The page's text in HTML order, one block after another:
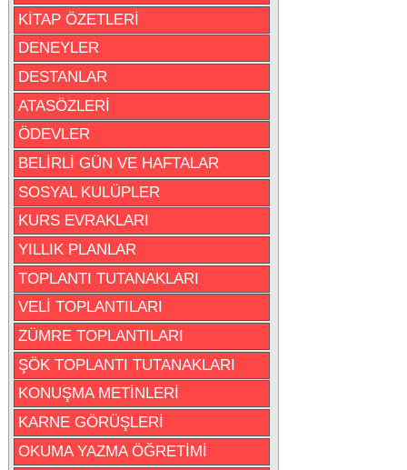
KİTAP ÖZETLERİ
DENEYLER
DESTANLAR
ATASÖZLERİ
ÖDEVLER
BELİRLİ GÜN VE HAFTALAR
SOSYAL KULÜPLER
KURS EVRAKLARI
YILLIK PLANLAR
TOPLANTI TUTANAKLARI
VELİ TOPLANTILARI
ZÜMRE TOPLANTILARI
ŞÖK TOPLANTI TUTANAKLARI
KONUŞMA METİNLERİ
KARNE GÖRÜŞLERİ
OKUMA YAZMA ÖĞRETİMİ